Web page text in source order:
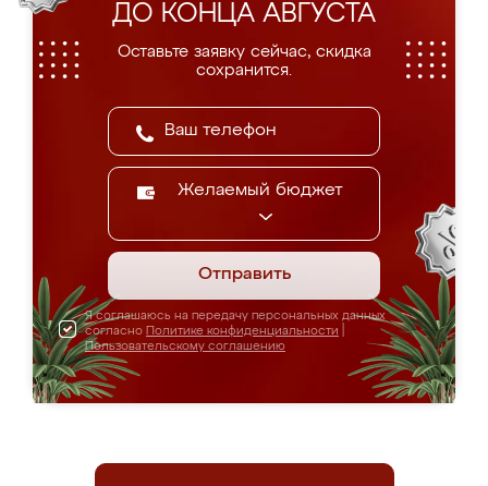
ДО КОНЦА АВГУСТА
Оставьте заявку сейчас, скидка
сохранится.
Желаемый бюджет
Отправить
Я соглашаюсь на передачу персональных данных
согласно Политике конфиденциальности
Пользовательскому соглашению